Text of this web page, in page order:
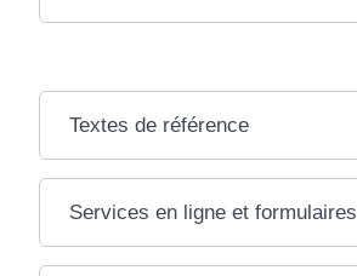
Textes de référence
Services en ligne et formulaires